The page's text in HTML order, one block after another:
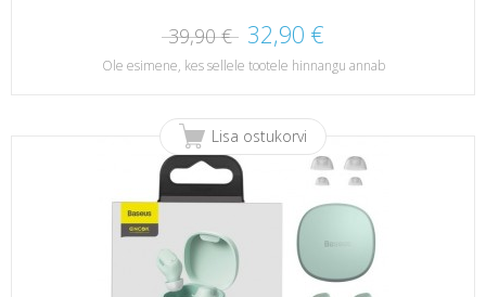
39,90 € 32,90 €
Ole esimene, kes sellele tootele hinnangu annab
Lisa ostukorvi